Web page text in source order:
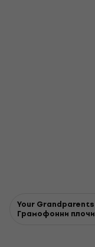
Your Grandparents
Грамофонни плочи